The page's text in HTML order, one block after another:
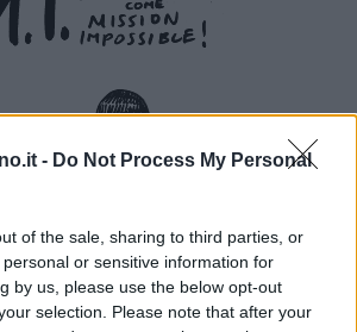
- Do Not Process My Personal
of the sale, sharing to third parties, or
or sensitive information for
by us, please use the below opt-out
selection. Please note that after your